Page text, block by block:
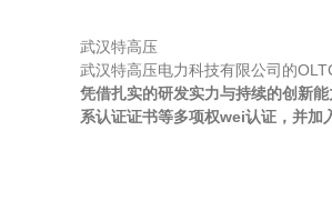
武汉特高压
武汉特高压电力科技有限公司的
凭借扎实的研发实力与持续的创新
系认证证书等多项权wei认证，并加